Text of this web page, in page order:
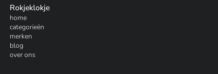
Rokjeklokje
home
categorieën
merken
blog
over ons